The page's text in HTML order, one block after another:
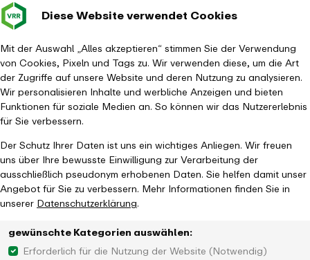
Diese Website verwendet Cookies
Mit der Auswahl „Alles akzeptieren“ stimmen Sie der Verwendung
von Cookies, Pixeln und Tags zu. Wir verwenden diese, um die Art
der Zugriffe auf unsere Website und deren Nutzung zu analysieren.
Wir personalisieren Inhalte und werbliche Anzeigen und bieten
Funktionen für soziale Medien an. So können wir das Nutzererlebnis
für Sie verbessern.
Der Schutz Ihrer Daten ist uns ein wichtiges Anliegen. Wir freuen
uns über Ihre bewusste Einwilligung zur Verarbeitung der
ausschließlich pseudonym erhobenen Daten. Sie helfen damit unser
Angebot für Sie zu verbessern. Mehr Informationen finden Sie in
unsererDatenschutzerklärung.
gewünschte Kategorien auswählen:
Erforderlich für die Nutzung der Website (Notwendig)
Verkehrsverbund Baustellen im
Leichte
Startseite Aktuelles
Newsroom
Investitionen in eine moderne Infrastruktur am Hauptbahnhof Wanne-
Eickel